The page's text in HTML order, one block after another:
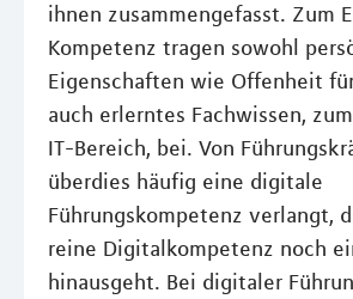
ihnen zusammengefasst. Zum
Kompetenz tragen sowohl
Eigenschaften wie Offenheit
auch erlerntes Fachwissen,
IT-Bereich, bei. Von
überdies häufig eine digitale
Führungskompetenz verlangt,
reine Digitalkompetenz noch
hinausgeht. Bei digitaler